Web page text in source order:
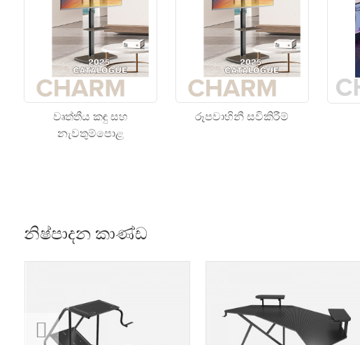
වෘත්තීය කඳු සහ
නැවතුම්පොළ
රූපවාහිනී සවිකිරීම්
නිෂ්පාදන කාණ්ඩ